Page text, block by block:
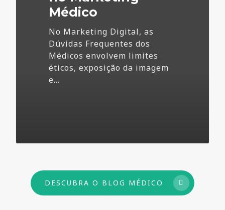
Médico
No Marketing Digital, as
Dúvidas Frequentes dos
Médicos envolvem limites
éticos, exposição da imagem
e…
DESCUBRA O BLOG MÉDICO